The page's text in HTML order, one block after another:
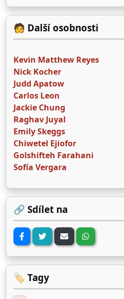
🧑 Další osobnosti
Kevin Matthew Reyes
Nick Kocher
Judd Apatow
Carlos Leon
Jackie Chung
Raghav Juyal
Emily Skeggs
Chiwetel Ejiofor
Golshifteh Farahani
Sofía Vergara
🔗 Sdílet na
🏷️ Tagy